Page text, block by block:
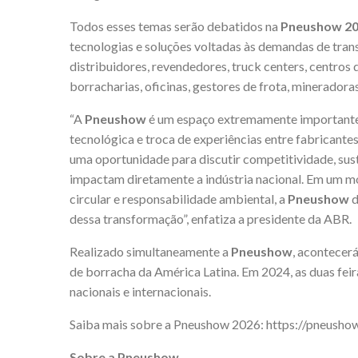
Todos esses temas serão debatidos na Pneushow
tecnologias e soluções voltadas às demandas de
distribuidores, revendedores, truck centers, centros
borracharias, oficinas, gestores de frota,
“A Pneushowé um espaço extremamente
tecnológica e troca de experiências entre
uma oportunidade para discutir competitividade,
impactam diretamente a indústria nacional. Em um
circular e responsabilidade ambiental, a Pneushow
dessa transformação”, enfatiza a presidente da ABR.
Realizado simultaneamente a Pneushow,
de borracha da América Latina. Em 2024, as duas
nacionais e internacionais.
Saiba mais sobre a Pneushow 2026: https://